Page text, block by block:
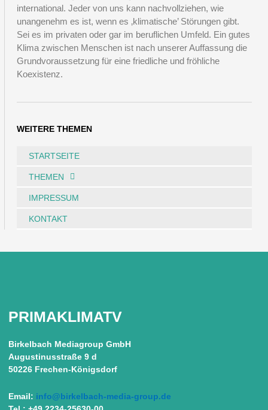
international. Jeder von uns kann nachvollziehen, wie
unangenehm es ist, wenn es ‚klimatische’ Störungen gibt.
Sei es im privaten oder gar im beruflichen Umfeld. Ein gutes
Klima zwischen Menschen ist nach unserer Auffassung die
Grundvoraussetzung für eine friedliche und fröhliche
Koexistenz.
WEITERE THEMEN
STARTSEITE
THEMEN
IMPRESSUM
KONTAKT
PRIMAKLIMATV
Birkelbach Mediagroup GmbH
Augustinusstraße 9 d
50226 Frechen-Königsdorf
Email: info@birkelbach-media-group.de